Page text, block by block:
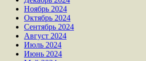
Ноябрь 2024
Октябрь 2024
Сентябрь 2024
Август 2024
Июль 2024
Июнь 2024